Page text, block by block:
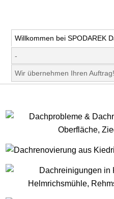
Willkommen bei SPODAREK
-
Wir übernehmen Ihren Auftrag!